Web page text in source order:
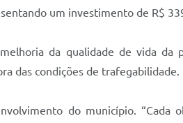
um investimento de R$
da qualidade de vida da
das condições de trafegabilidade.
do município. “Cada